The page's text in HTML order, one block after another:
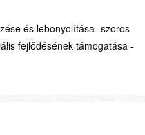
és lebonyolítása- szoros
fejlődésének támogatása -